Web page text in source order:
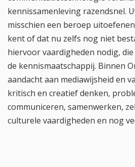
kennissamenleving razendsnel.
misschien een beroep
kent of dat nu zelfs nog niet
hiervoor vaardigheden nodig,
de kennismaatschappij. Binnen
aandacht aan mediawijsheid en
kritisch en creatief denken,
communiceren, samenwerken,
culturele vaardigheden en nog